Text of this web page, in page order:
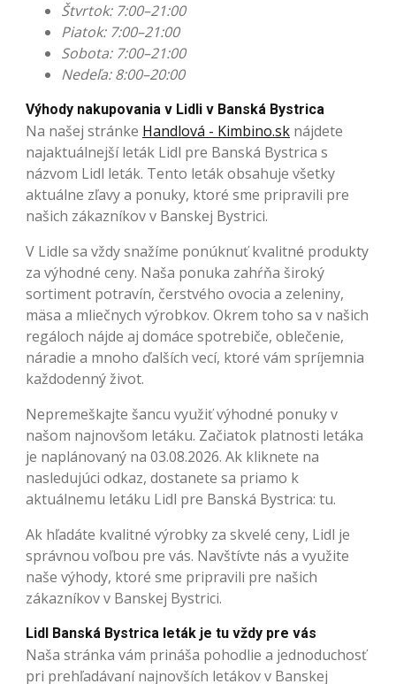
Štvrtok: 7:00–21:00
Piatok: 7:00–21:00
Sobota: 7:00–21:00
Nedeľa: 8:00–20:00
Výhody nakupovania v Lidli v Banská Bystrica
Na našej stránke Handlová - Kimbino.sk nájdete
najaktuálnejší leták Lidl pre Banská Bystrica s
názvom Lidl leták. Tento leták obsahuje všetky
aktuálne zľavy a ponuky, ktoré sme pripravili pre
našich zákazníkov v Banskej Bystrici.
V Lidle sa vždy snažíme ponúknuť kvalitné produkty
za výhodné ceny. Naša ponuka zahŕňa široký
sortiment potravín, čerstvého ovocia a zeleniny,
mäsa a mliečnych výrobkov. Okrem toho sa v našich
regáloch nájde aj domáce spotrebiče, oblečenie,
náradie a mnoho ďalších vecí, ktoré vám spríjemnia
každodenný život.
Nepremeškajte šancu využiť výhodné ponuky v
našom najnovšom letáku. Začiatok platnosti letáka
je naplánovaný na 03.08.2026. Ak kliknete na
nasledujúci odkaz, dostanete sa priamo k
aktuálnemu letáku Lidl pre Banská Bystrica: tu.
Ak hľadáte kvalitné výrobky za skvelé ceny, Lidl je
správnou voľbou pre vás. Navštívte nás a využite
naše výhody, ktoré sme pripravili pre našich
zákazníkov v Banskej Bystrici.
Lidl Banská Bystrica leták je tu vždy pre vás
Naša stránka vám prináša pohodlie a jednoduchosť
pri prehľadávaní najnovších letákov v Banskej